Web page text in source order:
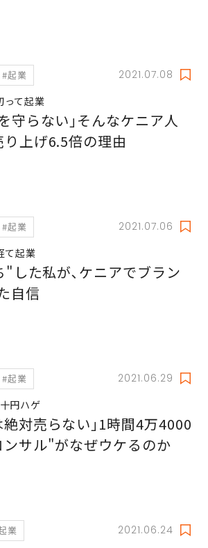
#起業
2021.07.08
って起業
守らない｣そんなケニア人
上げ6.5倍の理由
#起業
2021.07.06
て起業
した私が､ケニアでブラン
自信
#起業
2021.06.29
円ハゲ
対売らない｣1時間4万4000
サル"がなぜウケるのか
業
2021.06.24